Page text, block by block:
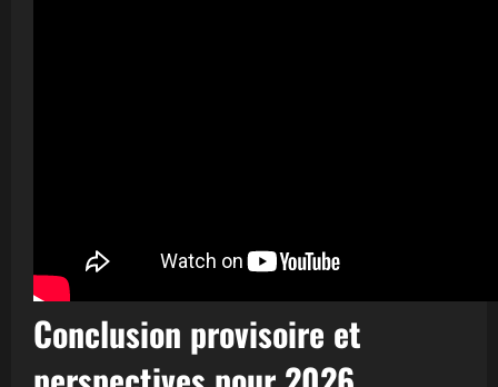
Conclusion provisoire et